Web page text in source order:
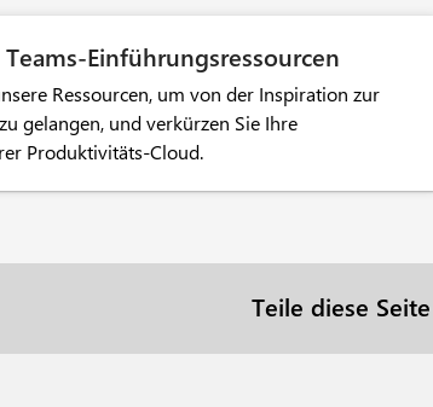
Einführungsressourcen
Ressourcen, um von der Inspiration zur
gelangen, und verkürzen Sie Ihre
Produktivitäts-Cloud.
Teile diese Seite